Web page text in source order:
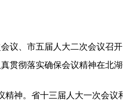
、市五届人大二次会议召开
贯彻落实确保会议精神在北湖
神。省十三届人大一次会议